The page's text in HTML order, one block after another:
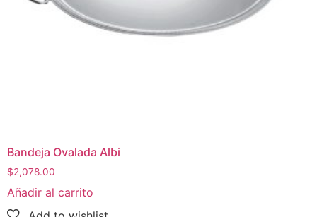
Bandeja Ovalada Albi
$2,078.00
Añadir al carrito